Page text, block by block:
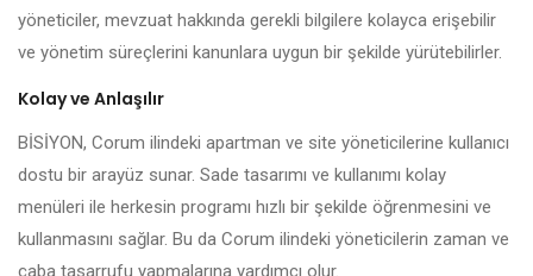
yöneticiler, mevzuat hakkında gerekli bilgilere kolayca erişebilir
ve yönetim süreçlerini kanunlara uygun bir şekilde yürütebilirler.
Kolay ve Anlaşılır
BİSİYON, Corum ilindeki apartman ve site yöneticilerine kullanıcı
dostu bir arayüz sunar. Sade tasarımı ve kullanımı kolay
menüleri ile herkesin programı hızlı bir şekilde öğrenmesini ve
kullanmasını sağlar. Bu da Corum ilindeki yöneticilerin zaman ve
çaba tasarrufu yapmalarına yardımcı olur.